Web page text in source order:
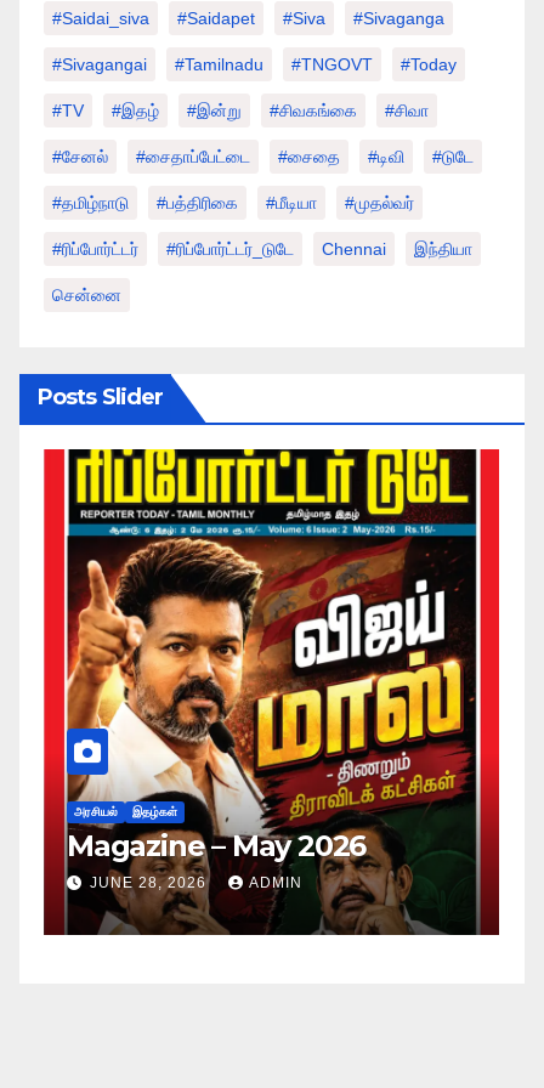
#saidai_siva #saidapet #Siva #Sivaganga
#sivagangai #tamilnadu #TNGOVT #today
#TV #இதழ் #இன்று #சிவகங்கை #சிவா
#சேனல் #சைதாப்பேட்டை #சைதை #டிவி #டுடே
#தமிழ்நாடு #பத்திரிகை #மீடியா #முதல்வர்
#ரிப்போர்ட்டர் #ரிப்போர்ட்டர்_டுடே Chennai இந்தியா
சென்னை
Posts Slider
அரசியல் இதழ்கள்
Magazine – May 2026
JUNE 28, 2026 ADMIN